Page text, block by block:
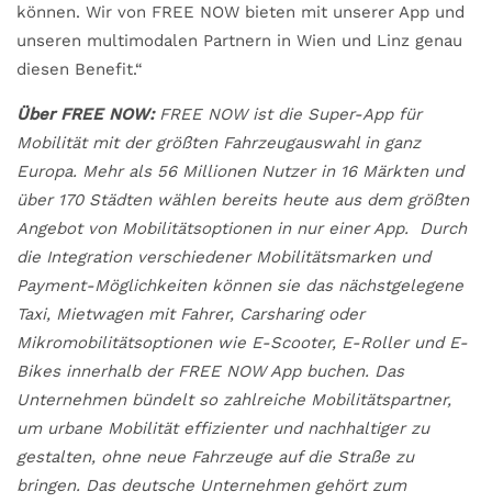
können. Wir von FREE NOW bieten mit unserer App und
unseren multimodalen Partnern in Wien und Linz genau
diesen Benefit.“
Über FREE NOW: FREE NOW ist die Super-App für
Mobilität mit der größten Fahrzeugauswahl in ganz
Europa. Mehr als 56 Millionen Nutzer in 16 Märkten und
über 170 Städten wählen bereits heute aus dem größten
Angebot von Mobilitätsoptionen in nur einer App. Durch
die Integration verschiedener Mobilitätsmarken und
Payment-Möglichkeiten können sie das nächstgelegene
Taxi, Mietwagen mit Fahrer, Carsharing oder
Mikromobilitätsoptionen wie E-Scooter, E-Roller und E-
Bikes innerhalb der FREE NOW App buchen. Das
Unternehmen bündelt so zahlreiche Mobilitätspartner,
um urbane Mobilität effizienter und nachhaltiger zu
gestalten, ohne neue Fahrzeuge auf die Straße zu
bringen. Das deutsche Unternehmen gehört zum